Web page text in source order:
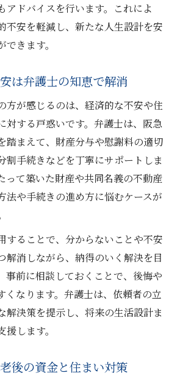
アドバイスを行います。これによ
不安を軽減し、新たな人生設計を安
きます。
は弁護士の知恵で解消
方が感じるのは、経済的な不安や住
対する戸惑いです。弁護士は、阪急
踏まえて、財産分与や慰謝料の適切
割手続きなどを丁寧にサポートしま
って築いた財産や共同名義の不動産
法や手続きの進め方に悩むケースが
することで、分からないことや不安
解消しながら、納得のいく解決を目
事前に相談しておくことで、後悔や
くなります。弁護士は、依頼者の立
解決策を提示し、将来の生活設計ま
します。
後の資金と住まい対策